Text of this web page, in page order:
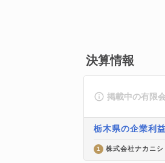
決算情報
掲載中の有限
栃木県の企業利
1 株式会社ナカニシ